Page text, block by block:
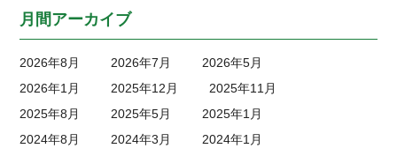
月間アーカイブ
2026年8月 2026年7月
2026年5月
2026年1月
2025年12月
2025年11月
2025年8月
2025年5月
2025年1月
2024年8月
2024年3月
2024年1月